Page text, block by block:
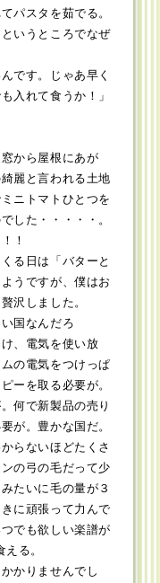
パスタを茹でる。
いうところでなぜ
です。じゃあ早く
入れて食うか！」
から屋根にあが
麗と言われる土地
ニトマトひとつを
した・・・・・。
！
る日は「バターと
うですが、僕はお
沢しました。
国なんだろ
、電気を使い放
の電気をつけっぱ
ーを取る必要が。
何で新製品の売り
が。豊かな国だ。
らないほどたくさ
の弓の毛だって少
たいに毛の量が３
に頑張って力んで
でも欲しい楽譜が
る。
かりませんでし